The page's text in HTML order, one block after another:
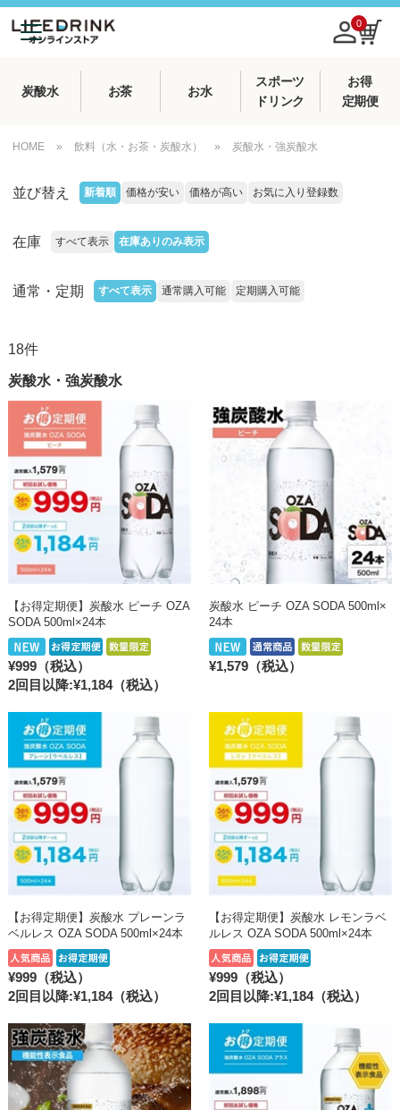
0
炭酸水 お茶 お水
スポーツ
ドリンク
お得
定期便
HOME » 飲料（水・お茶・炭酸水） » 炭酸水・強炭酸水
並び替え 新着順 価格が安い 価格が高い お気に入り登録数
在庫 すべて表示 在庫ありのみ表示
通常・定期 すべて表示 通常購入可能 定期購入可能
18件
炭酸水・強炭酸水
【お得定期便】炭酸水 ピーチ OZA
SODA 500ml×24本
¥999（税込）
2回目以降:¥1,184（税込）
炭酸水 ピーチ OZA SODA 500ml×
24本
¥1,579（税込）
【お得定期便】炭酸水 プレーンラ
ベルレス OZA SODA 500ml×24本
¥999（税込）
2回目以降:¥1,184（税込）
【お得定期便】炭酸水 レモンラベ
ルレス OZA SODA 500ml×24本
¥999（税込）
2回目以降:¥1,184（税込）